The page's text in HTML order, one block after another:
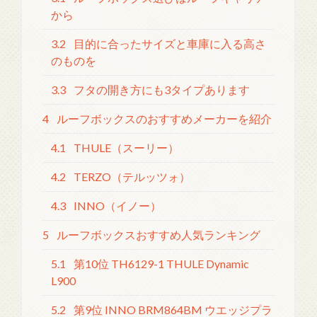
から
3.2
目的に合ったサイズと車庫に入る高さ
のものを
3.3 フタの開き方にも3タイプあります
4 ルーフボックスのおすすめメーカーを紹介
4.1 THULE（スーリー）
4.2 TERZO（テルッツォ）
4.3 INNO（イノー）
5 ルーフボックスおすすめ人気ランキング
5.1
第10位 TH6129-1 THULE Dynamic
L900
5.2 第9位 INNO BRM864BM ウエッジプラ